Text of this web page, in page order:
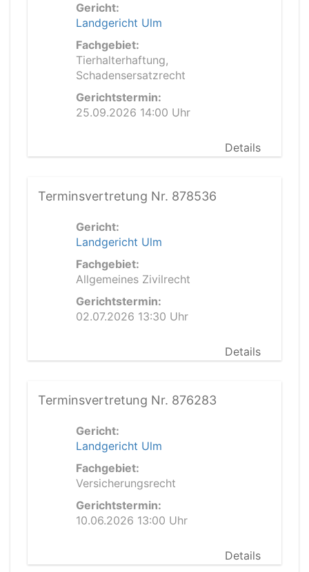
Gericht:
Landgericht Ulm
Fachgebiet:
Tierhalterhaftung,
Schadensersatzrecht
Gerichtstermin:
25.09.2026 14:00 Uhr
Details
Terminsvertretung Nr. 878536
Gericht:
Landgericht Ulm
Fachgebiet:
Allgemeines Zivilrecht
Gerichtstermin:
02.07.2026 13:30 Uhr
Details
Terminsvertretung Nr. 876283
Gericht:
Landgericht Ulm
Fachgebiet:
Versicherungsrecht
Gerichtstermin:
10.06.2026 13:00 Uhr
Details